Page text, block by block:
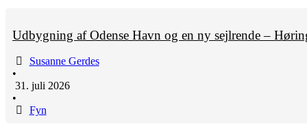
Udbygning af Odense Havn og en ny sejlrende –
Susanne Gerdes
•
31. juli 2026
•
Fyn